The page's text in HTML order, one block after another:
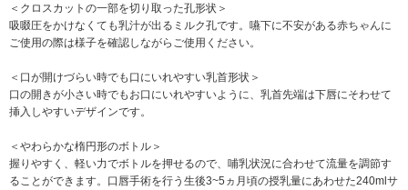
＜クロスカットの一部を切り取った孔形状＞
吸啜圧をかけなくても乳汁が出るミルク孔です。嚥下に不安がある赤ちゃんに
ご使用の際は様子を確認しながらご使用ください。
＜口が開けづらい時でも口にいれやすい乳首形状＞
口の開きが小さい時でもお口にいれやすいように、乳首先端は下唇にそわせて
挿入しやすいデザインです。
＜やわらかな楕円形のボトル＞
握りやすく、軽い力でボトルを押せるので、哺乳状況に合わせて流量を調節す
ることができます。口唇手術を行う生後3~5ヵ月頃の授乳量にあわせた240mlサ